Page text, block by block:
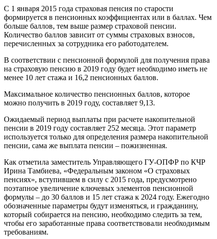
С 1 января 2015 года страховая пенсия по старости
формируется в пенсионных коэффициентах или в баллах. Чем
больше баллов, тем выше размер страховой пенсии.
Количество баллов зависит от суммы страховых взносов,
перечисленных за сотрудника его работодателем.
В соответствии с пенсионной формулой для получения права
на страховую пенсию в 2019 году будет необходимо иметь не
менее 10 лет стажа и 16,2 пенсионных баллов.
Максимальное количество пенсионных баллов, которое
можно получить в 2019 году, составляет 9,13.
Ожидаемый период выплаты при расчете накопительной
пенсии в 2019 году составляет 252 месяца. Этот параметр
используется только для определения размера накопительной
пенсии, сама же выплата пенсии – пожизненная.
Как отметила заместитель Управляющего ГУ-ОПФР по КЧР
Ирина Тамбиева, «Федеральным законом «О страховых
пенсиях», вступившем в силу с 2015 года, предусмотрено
поэтапное увеличение ключевых элементов пенсионной
формулы – до 30 баллов и 15 лет стажа к 2024 году. Ежегодно
обозначенные параметры будут изменяться, и гражданину,
который собирается на пенсию, необходимо следить за тем,
чтобы его заработанные права соответствовали необходимым
требованиям.